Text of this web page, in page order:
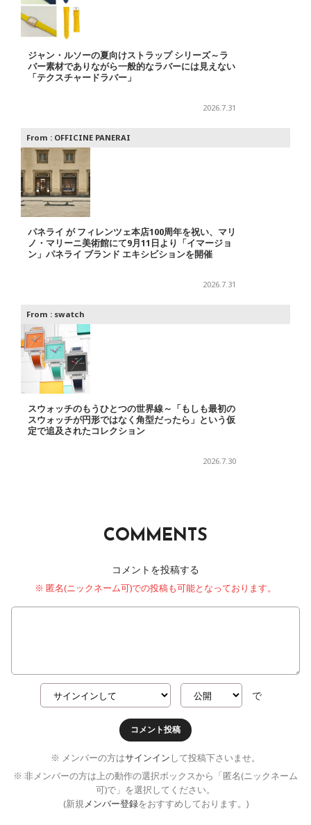
ジャン・ルソーの夏向けストラップ シリーズ～ラ
バー素材でありながら一般的なラバーには見えない
「テクスチャードラバー」
2026.7.31
From : OFFICINE PANERAI
パネライ が フィレンツェ本店100周年を祝い、マリ
ノ・マリーニ美術館にて9月11日より「イマージョ
ン」パネライ ブランド エキシビションを開催
2026.7.31
From : swatch
スウォッチのもうひとつの世界線～「もしも最初の
スウォッチが円形ではなく角型だったら」という仮
定で追及されたコレクション
2026.7.30
COMMENTS
コメントを投稿する
※ 匿名(ニックネーム可)での投稿も可能となっております。
で
コメント投稿
※ メンバーの方はサインイン して投稿下さいませ。
※ 非メンバーの方は上の動作の選択ボックスから「匿名(ニックネーム
可)で」を選択してください。
(新規メンバー登録をおすすめしております。)